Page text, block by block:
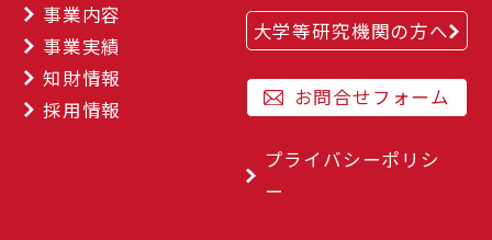
事業内容
事業実績
知財情報
採用情報
大学等研究機関の方へ
お問合せフォーム
プライバシーポリシ
ー